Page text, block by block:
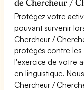
de Chercheur /
Protégez votre
pouvant survenir
Chercheur /
protégés contre les
l'exercice de votre
en linguistique.
Chercheur /